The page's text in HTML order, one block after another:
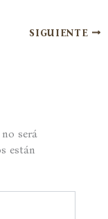
SIGUIENTE
será
están